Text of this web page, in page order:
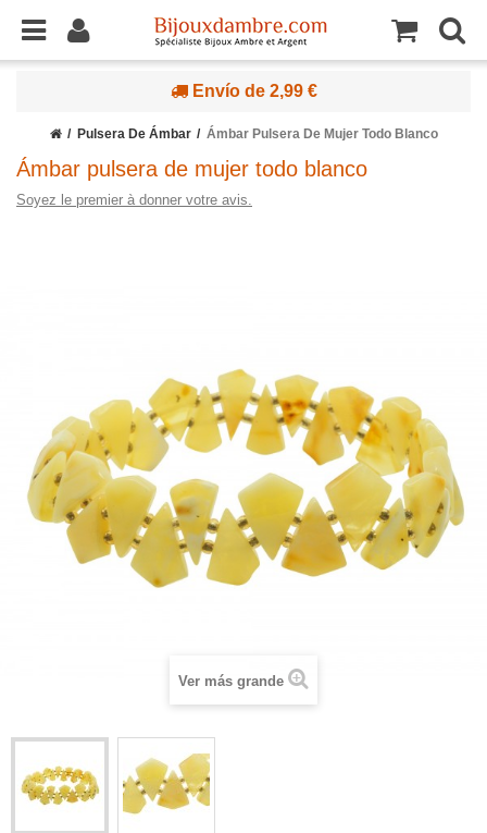
Envío de 2,99 €
Pulsera De Ámbar Ámbar Pulsera De Mujer Todo Blanco
Ámbar pulsera de mujer todo blanco
Soyez le premier à donner votre avis.
Ver más grande